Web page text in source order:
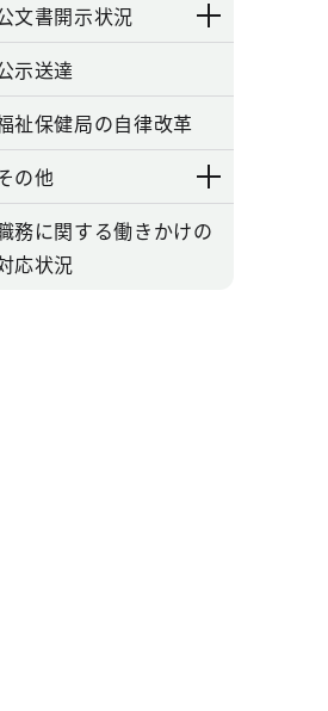
文書開示状況
示送達
祉保健局の自律改革
の他
務に関する働きかけの
応状況